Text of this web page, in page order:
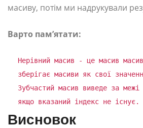
масиву, потім ми надрукували
Варто пам’ятати:
Нерівний масив - це масив
зберігає масиви як свої
Зубчастий масив виведе за межі
якщо вказаний індекс не існує.
Висновок